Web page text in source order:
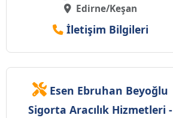
Edirne/Keşan
İletişim Bilgileri
Esen Ebruhan Beyoğlu
Sigorta Aracılık Hizmetleri -